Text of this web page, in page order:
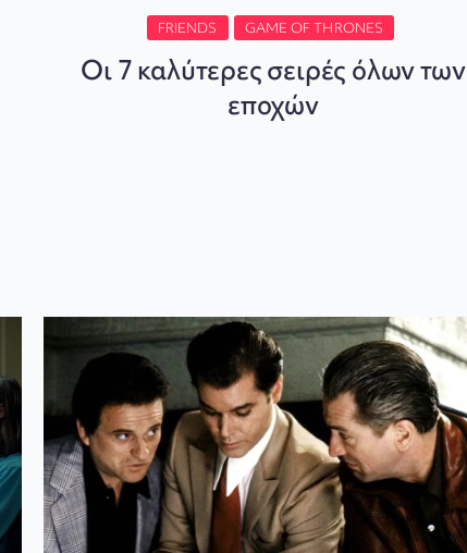
FRIENDS GAME OF THRONES
Οι 7 καλύτερες σειρές όλων των
εποχών